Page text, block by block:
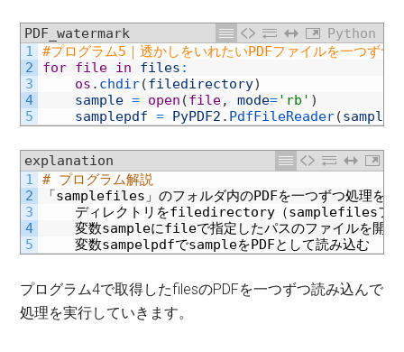
PDF_watermark
Python
1
2
3
4
5
#プログラム5｜透かしをいれたいPDFファイルを一つずつ
for file in files :
os . chdir(filedirectory)
sample = open (file, mode='rb' )
samplepdf = PyPDF2 . PdfFileReader(sample
explanation
1
2
3
4
5
# プログラム解説
「samplefiles 」のフォルダ内のPDFを一つずつ処理をす
ディレクトリをfiledirectory （samplefilesフ
変数sampleにfileで指定したパスのファイルを開く
変数sampelpdfでsampleをPDFとして読み込む
プログラム4で取得したfilesのPDFを一つずつ読み込んで
処理を実行していきます。